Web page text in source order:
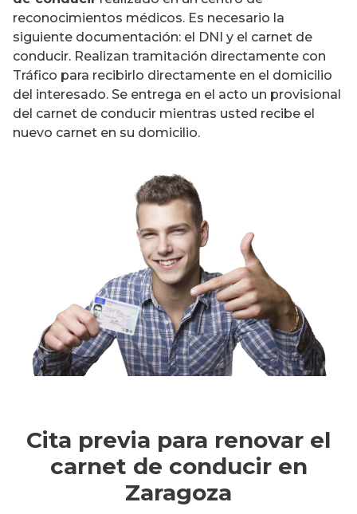
reconocimientos médicos. Es necesario la
siguiente documentación: el DNI y el carnet de
conducir. Realizan tramitación directamente con
Tráfico para recibirlo directamente en el domicilio
del interesado. Se entrega en el acto un provisional
del carnet de conducir mientras usted recibe el
nuevo carnet en su domicilio.
Cita previa para renovar el
carnet de conducir en
Zaragoza